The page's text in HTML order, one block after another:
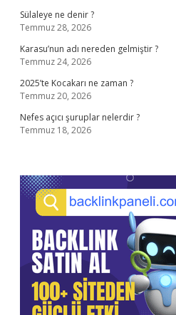
Sülaleye ne denir ?
Temmuz 28, 2026
Karasu’nun adı nereden gelmiştir ?
Temmuz 24, 2026
2025’te Kocakarı ne zaman ?
Temmuz 20, 2026
Nefes açıcı şuruplar nelerdir ?
Temmuz 18, 2026